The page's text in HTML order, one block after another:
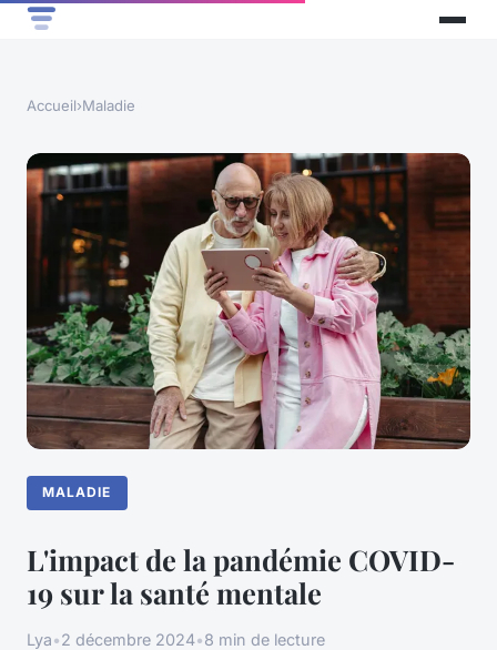
Accueil›Maladie
MALADIE
L'impact de la pandémie COVID-
19 sur la santé mentale
Lya•2 décembre 2024•8 min de lecture